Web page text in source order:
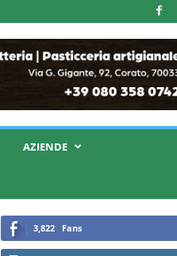
AZIENDE
3,822 Fans